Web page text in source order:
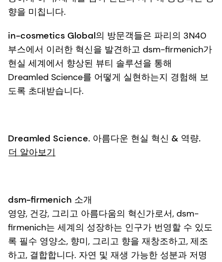
향을 미칩니다.
in-cosmetics Global의 방문객들은 파리의 3N40
부스에서 이러한 혁신을 발견하고 dsm-firmenich가
현실 세계에서 향상된 뷰티 솔루션을 통해
Dreamled Science를 어떻게 실현하는지 경험해 보
도록 초대받습니다.
Dreamled Science. 아름다운 현실 혁신 & 역량.
더 알아보기
dsm-firmenich 소개
영양, 건강, 그리고 아름다움의 혁신가로서, dsm-
firmenich는 세계의 성장하는 인구가 번영할 수 있도
록 필수 영양소, 향미, 그리고 향을 재창조하고, 제조
하고, 결합합니다. 자연 및 재생 가능한 성분과 저명